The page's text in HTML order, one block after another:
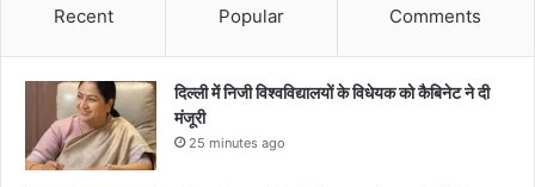
Recent Popular Comments
दिल्ली में निजी विश्वविद्यालयों के विधेयक को कैबिनेट ने दी
मंजूरी
25 minutes ago